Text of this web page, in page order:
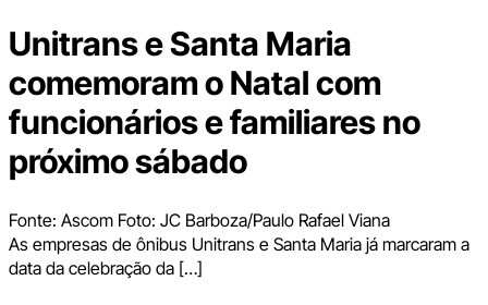
Unitrans e Santa Maria
comemoram o Natal com
funcionários e familiares no
próximo sábado
Fonte: Ascom Foto: JC Barboza/Paulo Rafael Viana
As empresas de ônibus Unitrans e Santa Maria já marcaram a
data da celebração da […]